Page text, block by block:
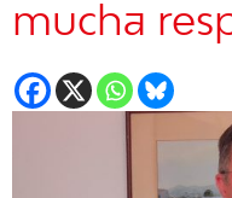
mucha